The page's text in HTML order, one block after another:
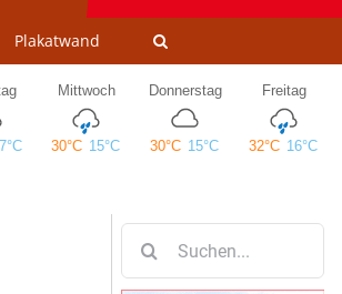
Plakatwand
nach: